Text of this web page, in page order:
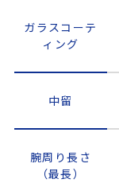
ガラスコーテ
ィング
中留
腕周り長さ
（最長）